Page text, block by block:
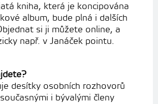
kniha, která je koncipována
album, bude plná i dalších
si ji můžete online, a
např. v Janáček pointu.
desítky osobních rozhovorů
i bývalými členy